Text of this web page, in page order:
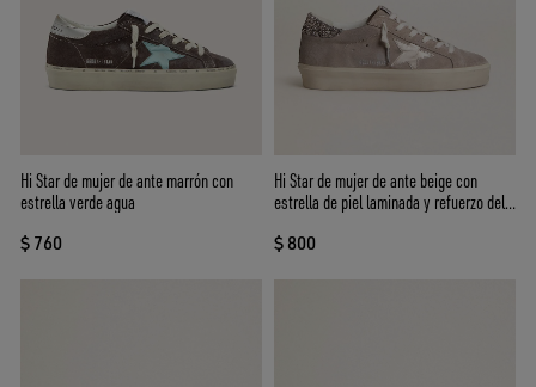
Hi Star de mujer de ante marrón con
estrella verde agua
$ 760
Hi Star de mujer de ante beige con
estrella de piel laminada y refuerzo del
$ 800